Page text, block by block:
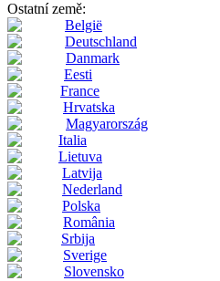
Ostatní země:
België
Deutschland
Danmark
Eesti
France
Hrvatska
Magyarország
Italia
Lietuva
Latvija
Nederland
Polska
România
Srbija
Sverige
Slovensko